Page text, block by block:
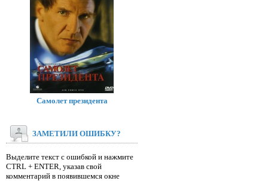
Самолет президента
ЗАМЕТИЛИ ОШИБКУ?
Выделите текст с ошибкой и нажмите
CTRL + ENTER, указав свой
комментарий в появившемся окне